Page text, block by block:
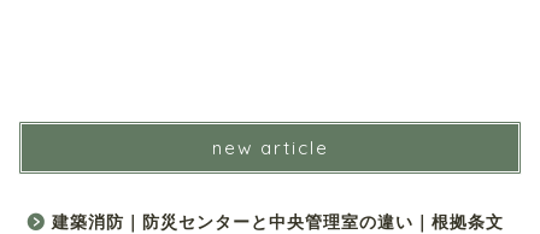
new article
建築消防｜防災センターと中央管理室の違い｜根拠条文